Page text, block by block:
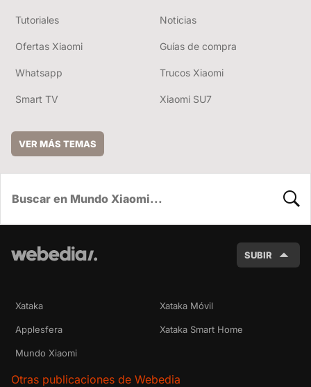
Tutoriales Noticias
Ofertas Xiaomi Guías de compra
Whatsapp Trucos Xiaomi
Smart TV Xiaomi SU7
VER MÁS TEMAS
SUBIR
Xataka Xataka Móvil
Applesfera Xataka Smart Home
Mundo Xiaomi
Otras publicaciones de Webedia